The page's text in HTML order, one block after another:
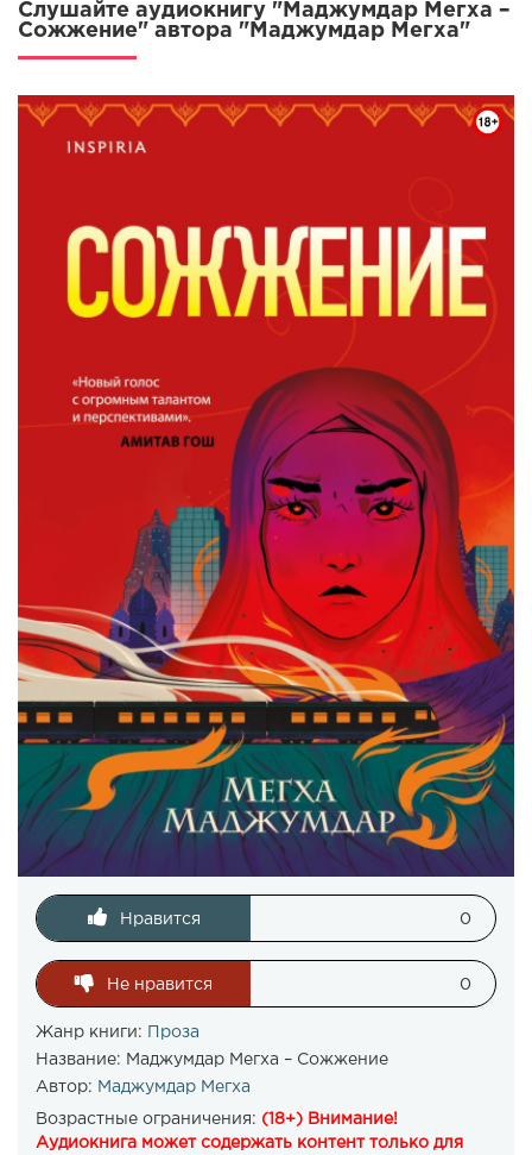
Слушайте аудиокнигу "Маджумдар Мегха –
Сожжение" автора "Маджумдар Мегха"
Нравится 0
Не нравится 0
Жанр книги:
Проза
Название: Маджумдар Мегха – Сожжение
Автор: Маджумдар Мегха
Возрастные ограничения: (18+) Внимание!
Аудиокнига может содержать контент только для